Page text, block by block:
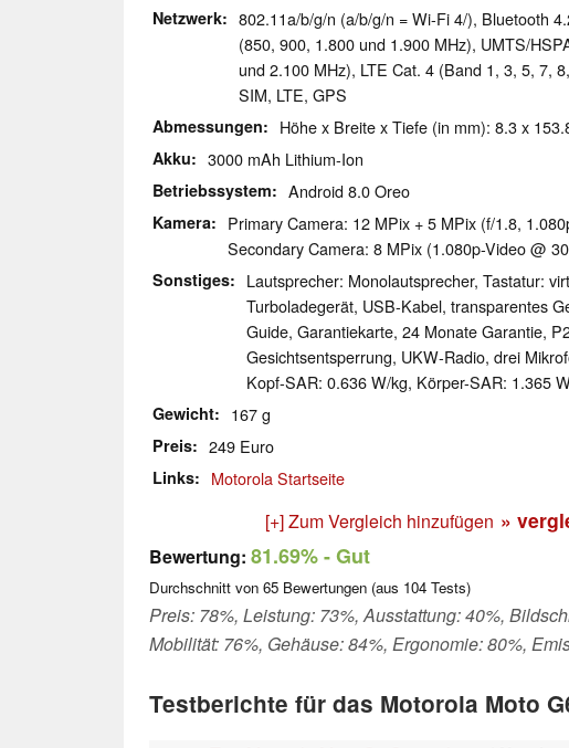
Netzwerk
802.11a/b/g/n (a/b/g/n = Wi-Fi 4/), Bluetooth
(850, 900, 1.800 und 1.900 MHz), UMTS/
und 2.100 MHz), LTE Cat. 4 (Band 1, 3, 5, 7,
SIM, LTE, GPS
Abmessungen Höhe x Breite x Tiefe (in mm): 8.3 x
Akku 3000 mAh Lithium-Ion
Betriebssystem Android 8.0 Oreo
Kamera
Primary Camera: 12 MPix + 5 MPix (f/1.8,
Secondary Camera: 8 MPix (1.080p-Video @
Sonstiges
Lautsprecher: Monolautsprecher, Tastatur:
Turboladegerät, USB-Kabel, transparentes
Guide, Garantiekarte, 24 Monate Garantie,
Gesichtsentsperrung, UKW-Radio, drei
Kopf-SAR: 0.636 W/kg, Körper-SAR: 1.365
Gewicht 167 g
Preis 249 Euro
Links Motorola Startseite
[+] Zum Vergleich hinzufügen »
Bewertung: 81.69%- Gut
Durchschnitt von 65 Bewertungen (aus 104 Tests)
Preis: 78%, Leistung: 73%, Ausstattung: 40%,
Mobilität: 76%, Gehäuse: 84%, Ergonomie: 80%,
Testberichte für das Motorola Moto